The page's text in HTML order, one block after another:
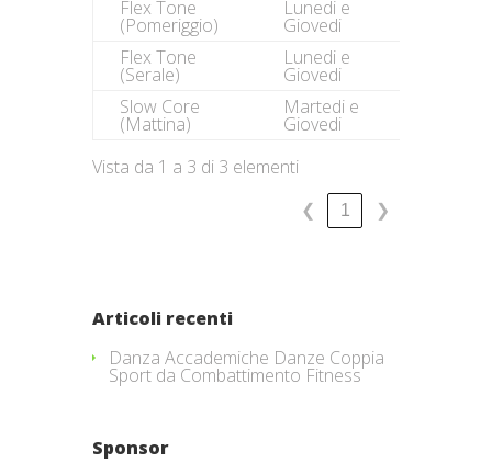
Flex Tone
(Pomeriggio)
Lunedi e
Giovedi
Flex Tone
(Serale)
Lunedi e
Giovedi
Slow Core
(Mattina)
Martedi e
Giovedi
Vista da 1 a 3 di 3 elementi
❮ 1 ❯
Articoli recenti
Danza Accademiche Danze Coppia
Sport da Combattimento Fitness
Sponsor